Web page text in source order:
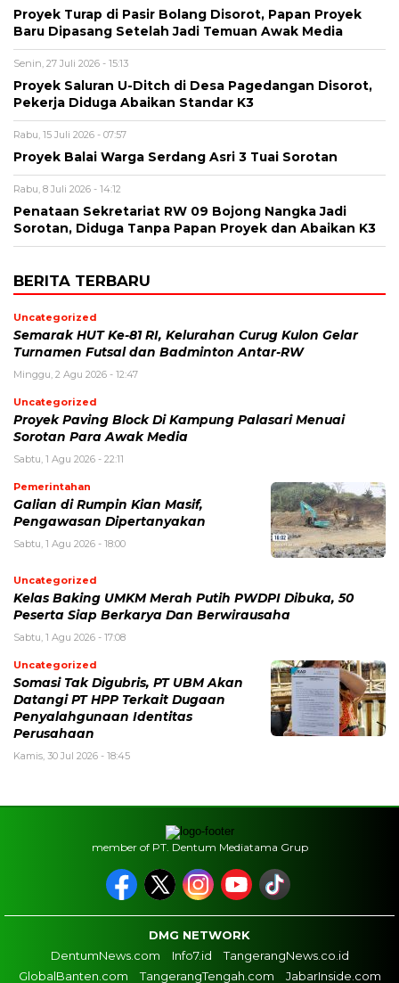
Proyek Turap di Pasir Bolang Disorot, Papan Proyek
Baru Dipasang Setelah Jadi Temuan Awak Media
Senin, 27 Juli 2026 - 15:13
Proyek Saluran U-Ditch di Desa Pagedangan Disorot,
Pekerja Diduga Abaikan Standar K3
Rabu, 15 Juli 2026 - 07:57
Proyek Balai Warga Serdang Asri 3 Tuai Sorotan
Rabu, 8 Juli 2026 - 14:12
Penataan Sekretariat RW 09 Bojong Nangka Jadi
Sorotan, Diduga Tanpa Papan Proyek dan Abaikan K3
BERITA TERBARU
Uncategorized
Semarak HUT Ke-81 RI, Kelurahan Curug Kulon Gelar
Turnamen Futsal dan Badminton Antar-RW
Minggu, 2 Agu 2026 - 12:47
Uncategorized
Proyek Paving Block Di Kampung Palasari Menuai
Sorotan Para Awak Media
Sabtu, 1 Agu 2026 - 22:11
Pemerintahan
Galian di Rumpin Kian Masif,
Pengawasan Dipertanyakan
Sabtu, 1 Agu 2026 - 18:00
Uncategorized
Kelas Baking UMKM Merah Putih PWDPI Dibuka, 50
Peserta Siap Berkarya Dan Berwirausaha
Sabtu, 1 Agu 2026 - 17:08
Uncategorized
Somasi Tak Digubris, PT UBM Akan
Datangi PT HPP Terkait Dugaan
Penyalahgunaan Identitas
Perusahaan
Kamis, 30 Jul 2026 - 18:45
member of PT. Dentum Mediatama Grup
DMG NETWORK
DentumNews.com
Info7.id
TangerangNews.co.id
GlobalBanten.com
TangerangTengah.com JabarInside.com